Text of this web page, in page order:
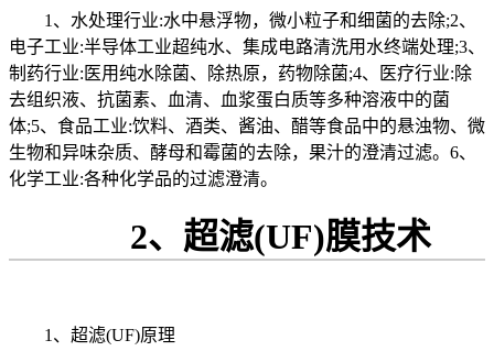
1、水处理行业:水中悬浮物，微小粒子和细菌的去除;2、
电子工业:半导体工业超纯水、集成电路清洗用水终端处理;3、
制药行业:医用纯水除菌、除热原，药物除菌;4、医疗行业:除
去组织液、抗菌素、血清、血浆蛋白质等多种溶液中的菌
体;5、食品工业:饮料、酒类、酱油、醋等食品中的悬浊物、微
生物和异味杂质、酵母和霉菌的去除，果汁的澄清过滤。6、
化学工业:各种化学品的过滤澄清。
2、超滤(UF)膜技术
1、超滤(UF)原理